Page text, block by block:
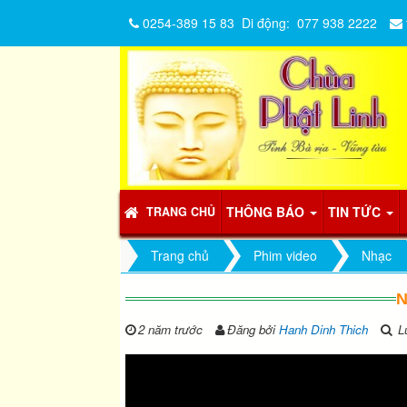
TRANG CHỦ THÔNG BÁO TIN TỨC
0254-389 15 83 Di động: 077 938 2222
Trang chủ Phim video Nhạc
2 năm trước Đăng bởiHanh Dinh Thich